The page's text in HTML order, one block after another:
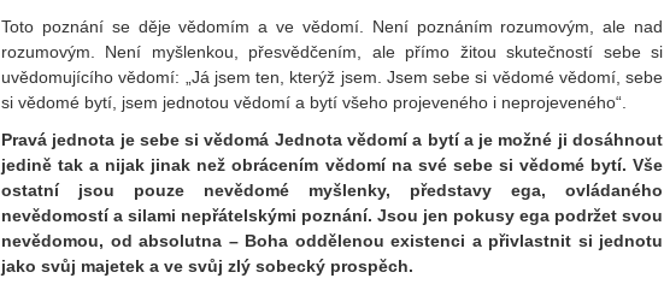
Toto poznání se děje vědomím a ve vědomí. Není poznáním rozumovým, ale nad
rozumovým. Není myšlenkou, přesvědčením, ale přímo žitou skutečností sebe si
uvědomujícího vědomí: „Já jsem ten, kterýž jsem. Jsem sebe si vědomé vědomí, sebe
si vědomé bytí, jsem jednotou vědomí a bytí všeho projeveného i neprojeveného“.
Pravá jednota je sebe si vědomá Jednota vědomí a bytí a je možné ji dosáhnout
jedině tak a nijak jinak než obrácením vědomí na své sebe si vědomé bytí. Vše
ostatní jsou pouze nevědomé myšlenky, představy ega, ovládaného
nevědomostí a silami nepřátelskými poznání. Jsou jen pokusy ega podržet svou
nevědomou, od absolutna – Boha oddělenou existenci a přivlastnit si jednotu
jako svůj majetek a ve svůj zlý sobecký prospěch.